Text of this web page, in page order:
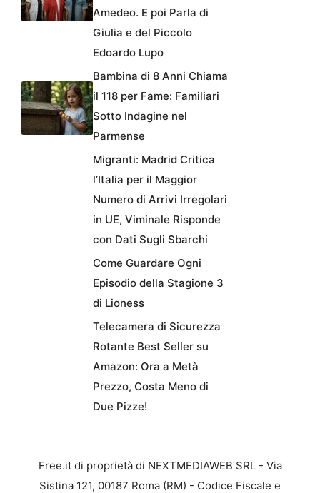
Amedeo. E poi Parla di
Giulia e del Piccolo
Edoardo Lupo
Bambina di 8 Anni Chiama
il 118 per Fame: Familiari
Sotto Indagine nel
Parmense
Migranti: Madrid Critica
l’Italia per il Maggior
Numero di Arrivi Irregolari
in UE, Viminale Risponde
con Dati Sugli Sbarchi
Come Guardare Ogni
Episodio della Stagione 3
di Lioness
Telecamera di Sicurezza
Rotante Best Seller su
Amazon: Ora a Metà
Prezzo, Costa Meno di
Due Pizze!
Free.it di proprietà di NEXTMEDIAWEB SRL - Via
Sistina 121, 00187 Roma (RM) - Codice Fiscale e